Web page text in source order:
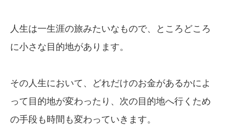
人生は一生涯の旅みたいなもので、ところどころ
に小さな目的地があります。
その人生において、どれだけのお金があるかによ
って目的地が変わったり、次の目的地へ行くため
の手段も時間も変わっていきます。